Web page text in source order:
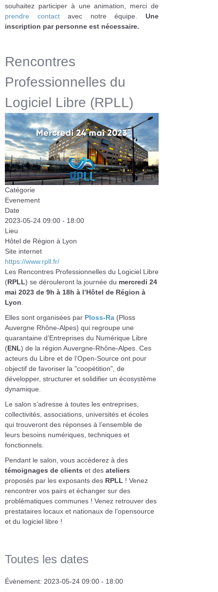
souhaitez participer à une animation, merci de
prendre contactavec notre équipe.Une
inscription par personne est nécessaire.
Rencontres
Professionnelles du
Logiciel Libre (RPLL)
Catégorie
Evenement
Date
2023-05-24 09:00 - 18:00
Lieu
Hôtel de Région à Lyon
Site internet
https://www.rpll.fr/
Les Rencontres Professionnelles du Logiciel Libre
(RPLL) se dérouleront la journée du mercredi 24
mai 2023 de 9h à 18h à l’Hôtel de Région à
Lyon
Elles sont organisées par Ploss-Ra (Ploss
Auvergne Rhône-Alpes) qui regroupe une
quarantaine d’Entreprises du Numérique Libre
(ENL) de la région Auvergne-Rhône-Alpes. Ces
acteurs du Libre et de l’Open-Source ont pour
objectif de favoriser la "coopétition", de
développer, structurer et solidifier un écosystème
dynamique.
Le salon s’adresse à toutes les entreprises,
collectivités, associations, universités et écoles
qui trouveront des réponses à l’ensemble de
leurs besoins numériques, techniques et
fonctionnels.
Pendant le salon, vous accéderez à des
témoignages de clients et des ateliers
proposés par les exposants des RPLL ! Venez
rencontrer vos pairs et échanger sur des
problématiques communes ! Venez retrouver des
prestataires locaux et nationaux de l’opensource
et du logiciel libre !
Toutes les dates
Évènement: 2023-05-24 09:00 - 18:00